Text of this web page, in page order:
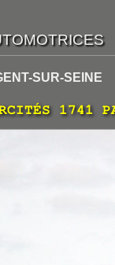
SUR-SEINE
1741